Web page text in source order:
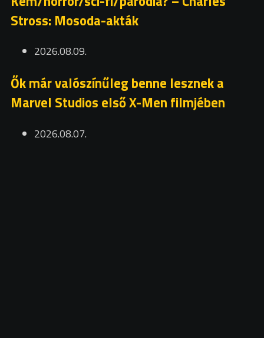
Stross: Mosoda-akták
2026.08.09.
Ők már valószínűleg benne lesznek a
Marvel Studios első X-Men filmjében
2026.08.07.